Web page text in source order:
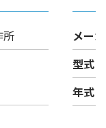
所
メー
型式
年式